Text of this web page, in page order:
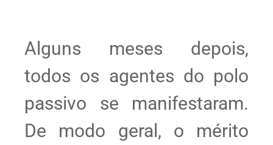
Alguns meses depois,
todos os agentes do polo
passivo se manifestaram.
De modo geral, o mérito